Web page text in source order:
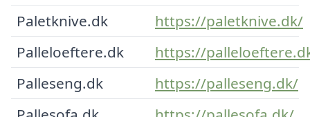
Paletknive.dk
https://paletknive.dk/
Palleloeftere.dk
https://
Palleseng.dk
https://palleseng.dk/